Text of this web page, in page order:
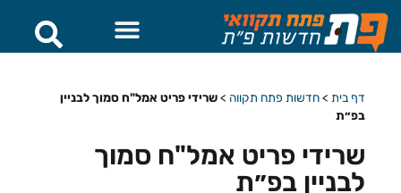
דף בית >חדשות פתח תקווה >שרידי פריט אמל"ח סמוך לבניין
בפ״ת
שרידי פריט אמל"ח סמוך
לבניין בפ״ת